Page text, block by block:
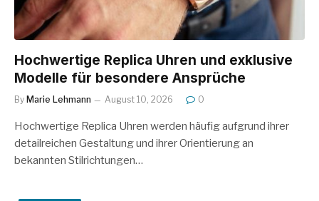
Hochwertige Replica Uhren und exklusive
Modelle für besondere Ansprüche
By Marie Lehmann August 10, 2026 0
Hochwertige Replica Uhren werden häufig aufgrund ihrer
detailreichen Gestaltung und ihrer Orientierung an
bekannten Stilrichtungen…